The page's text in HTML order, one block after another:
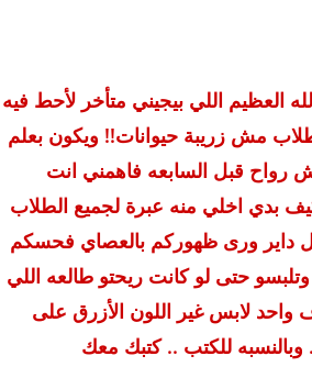
العظيم اللي بيجيني متأخر لأحط فيه
مش زريبة حيوانات!! ويكون بعلم
رواح قبل السابعه فاهمني انت
بدي اخلي منه عبرة لجميع الطلاب
داير ورى ظهوركم بالعصاي فحسكم
حتى لو كانت ريحتو طالعه اللي
لابس غير اللون الأزرق على
للكتب .. كتبك معك